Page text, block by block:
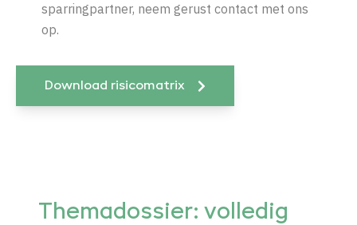
sparringpartner, neem gerust contact met ons
op.
Download risicomatrix
Themadossier: volledig